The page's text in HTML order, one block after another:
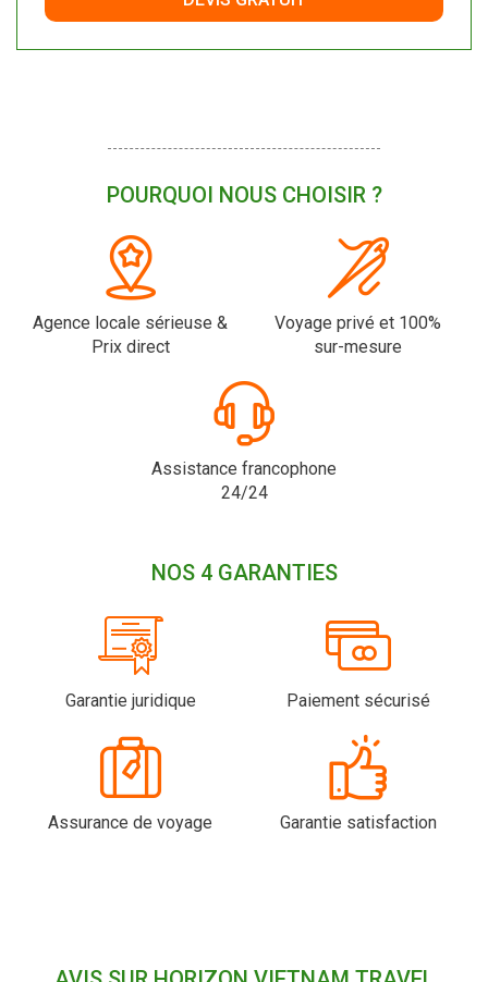
POURQUOI NOUS CHOISIR ?
Agence locale sérieuse &
Prix direct
Voyage privé et 100%
sur-mesure
Assistance francophone
24/24
NOS 4 GARANTIES
Garantie juridique Paiement sécurisé
Assurance de voyage Garantie satisfaction